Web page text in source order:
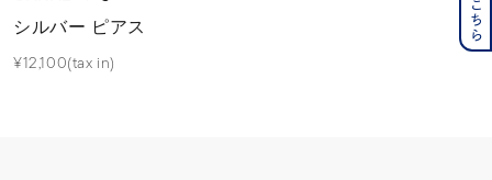
シルバー ピアス
¥12,100(tax in)